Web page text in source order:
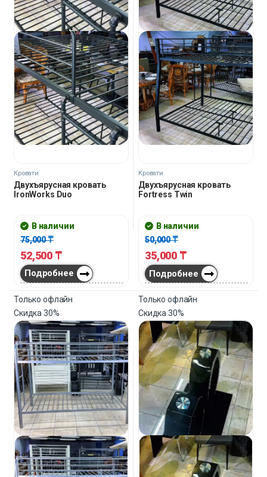
Кровати
Двухъярусная кровать
IronWorks Duo
В наличии
75,000₸
52,500 ₸
Подробнее
Кровати
Двухъярусная кровать
Fortress Twin
В наличии
50,000₸
35,000 ₸
Подробнее
Только офлайн
Скидка30%
Только офлайн
Скидка30%